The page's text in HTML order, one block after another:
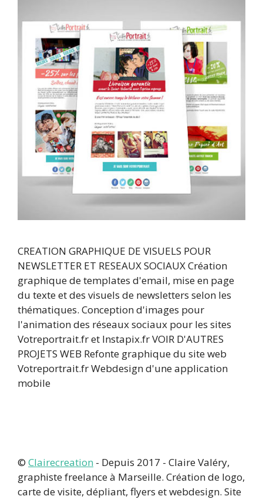
CREATION GRAPHIQUE DE VISUELS POUR
NEWSLETTER ET RESEAUX SOCIAUX Création
graphique de templates d'email, mise en page
du texte et des visuels de newsletters selon les
thématiques. Conception d'images pour
l'animation des réseaux sociaux pour les sites
Votreportrait.fr et Instapix.fr VOIR D'AUTRES
PROJETS WEB Refonte graphique du site web
Votreportrait.fr Webdesign d'une application
mobile
© Clairecreation - Depuis 2017 - Claire Valéry,
graphiste freelance à Marseille. Création de logo,
carte de visite, dépliant, flyers et webdesign. Site